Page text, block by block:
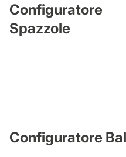
Configuratore
Spazzole
Configuratore